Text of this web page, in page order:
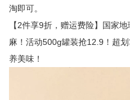
淘即可。
【2件享9折，赠运费险】国家
麻！活动500g罐装抢12.9！超
养美味！